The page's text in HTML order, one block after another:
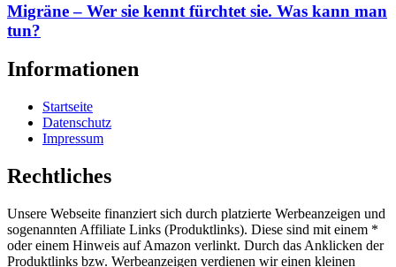
Migräne – Wer sie kennt fürchtet sie. Was kann man
tun?
Informationen
Startseite
Datenschutz
Impressum
Rechtliches
Unsere Webseite finanziert sich durch platzierte Werbeanzeigen und
sogenannten Affiliate Links (Produktlinks). Diese sind mit einem *
oder einem Hinweis auf Amazon verlinkt. Durch das Anklicken der
Produktlinks bzw. Werbeanzeigen verdienen wir einen kleinen